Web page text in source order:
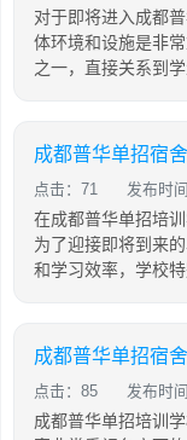
对于即将进入成都
体环境和设施是非
之一，直接关系到
成都普华单招宿
点击：71 发布时
在成都普华单招培
为了迎接即将到来
和学习效率，学校
成都普华单招宿
点击：85 发布时
成都普华单招培训